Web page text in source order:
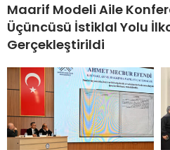
Maarif Modeli Aile
Üçüncüsü İstiklal Yolu
Gerçekleştirildi